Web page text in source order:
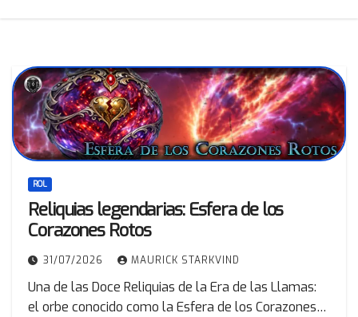
ROL
Reliquias legendarias: Esfera de los
Corazones Rotos
31/07/2026 MAURICK STARKVIND
Una de las Doce Reliquias de la Era de las Llamas:
el orbe conocido como la Esfera de los Corazones…